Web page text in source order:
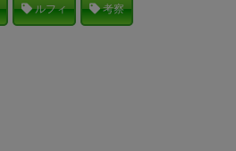
ルフィ 考察